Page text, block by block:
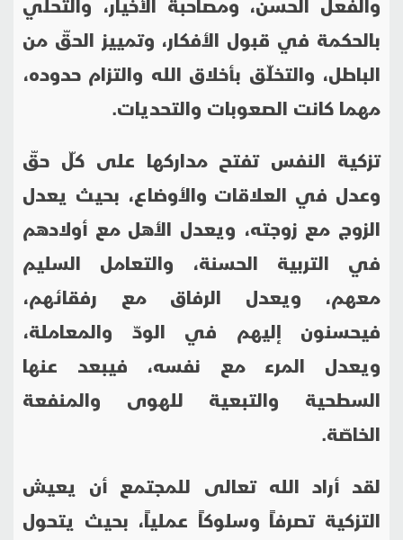
بالحكمة في قبول الأفكار، وتمييز الحقّ من
الباطل، والتخلّق بأخلاق الله والتزام حدوده،
مهما كانت الصعوبات والتحديات.
تزكية النفس تفتح مداركها على كلّ حقّ
وعدل في العلاقات والأوضاع، بحيث يعدل
الزوج مع زوجته، ويعدل الأهل مع أولادهم
في التربية الحسنة، والتعامل السليم
معهم، ويعدل الرفاق مع رفقائهم،
فيحسنون إليهم في الودّ والمعاملة،
ويعدل المرء مع نفسه، فيبعد عنها
السطحية والتبعية للهوى والمنفعة
الخاصّة.
لقد أراد الله تعالى للمجتمع أن يعيش
التزكية تصرفاً وسلوكاً عملياً، بحيث يتحول